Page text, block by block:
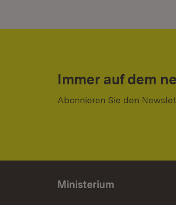
Immer auf dem
Abonnieren Sie den
Ministerium